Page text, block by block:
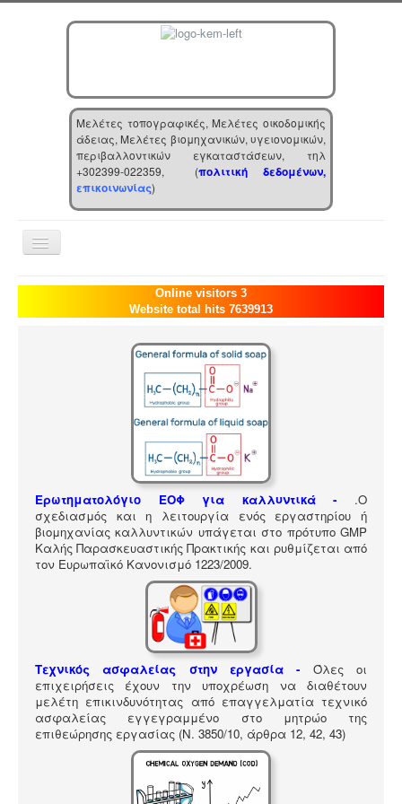
Μελέτες τοπογραφικές, Μελέτες οικοδομικής
άδειας, Μελέτες βιομηχανικών, υγειονομικών,
περιβαλλοντικών εγκαταστάσεων, τηλ
+302399-022359, (πολιτική δεδομένων,
επικοινωνίας)
Toggle
Navigation
Αρχική
Επιχείρηση
Online visitors 3
Website total hits 7639913
Ερωτηματολόγιο ΕΟΦ για καλλυντικά - .Ο
σχεδιασμός και η λειτουργία ενός εργαστηρίου ή
βιομηχανίας καλλυντικών υπάγεται στο πρότυπο GMP
Καλής Παρασκευαστικής Πρακτικής και ρυθμίζεται από
τον Ευρωπαϊκό Κανονισμό 1223/2009.
Τεχνικός ασφαλείας στην εργασία -
Όλες οι
επιχειρήσεις έχουν την υποχρέωση να διαθέτουν
μελέτη επικινδυνότητας από επαγγελματία τεχνικό
ασφαλείας εγγεγραμμένο στο μητρώο της
επιθεώρησης εργασίας (Ν. 3850/10, άρθρα 12, 42, 43)